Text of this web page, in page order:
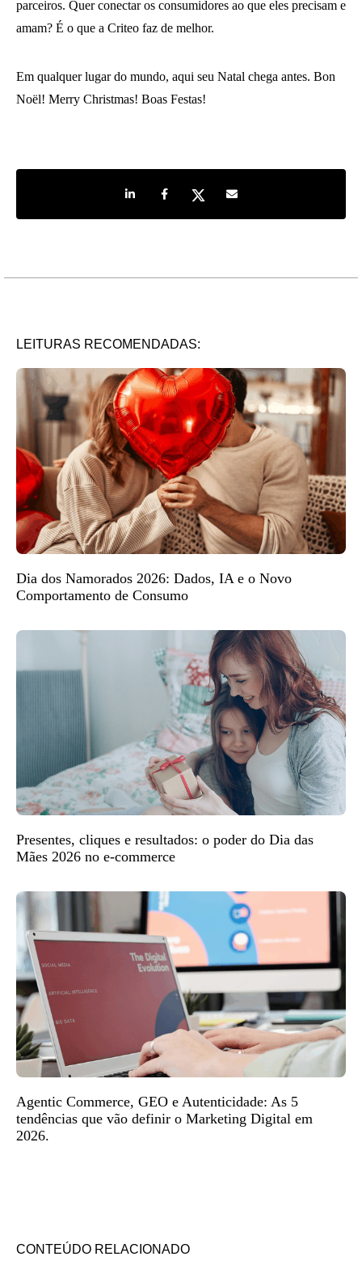
parceiros. Quer conectar os consumidores ao que eles precisam e
amam? É o que a Criteo faz de melhor.
Em qualquer lugar do mundo, aqui seu Natal chega antes. Bon
Noël! Merry Christmas! Boas Festas!
Share on LinkedIn
Share on Facebook
Share on TwitterShare by e-mail
LEITURAS RECOMENDADAS:
Dia dos Namorados 2026: Dados, IA e o Novo
Comportamento de Consumo
Presentes, cliques e resultados: o poder do Dia das
Mães 2026 no e-commerce
Agentic Commerce, GEO e Autenticidade: As 5
tendências que vão definir o Marketing Digital em
2026.
CONTEÚDO RELACIONADO